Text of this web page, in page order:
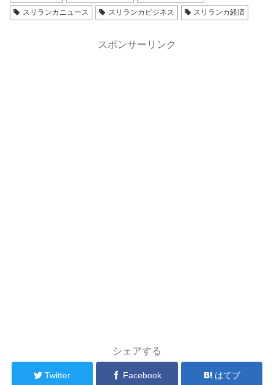
スリランカニュース スリランカビジネス スリランカ経済
スポンサーリンク
シェアする
Twitter Facebook はてブ